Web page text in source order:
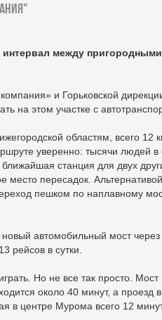
между
и Горьковской
на этом участке с
областям, всего 12
уверенно: тысячи людей в
станция для двух
место пересадок.
пешком по наплавному
автомобильный мост
рейсов в сутки.
Но не все так просто.
около 40 минут, а проезд
в центре Мурома всего 12